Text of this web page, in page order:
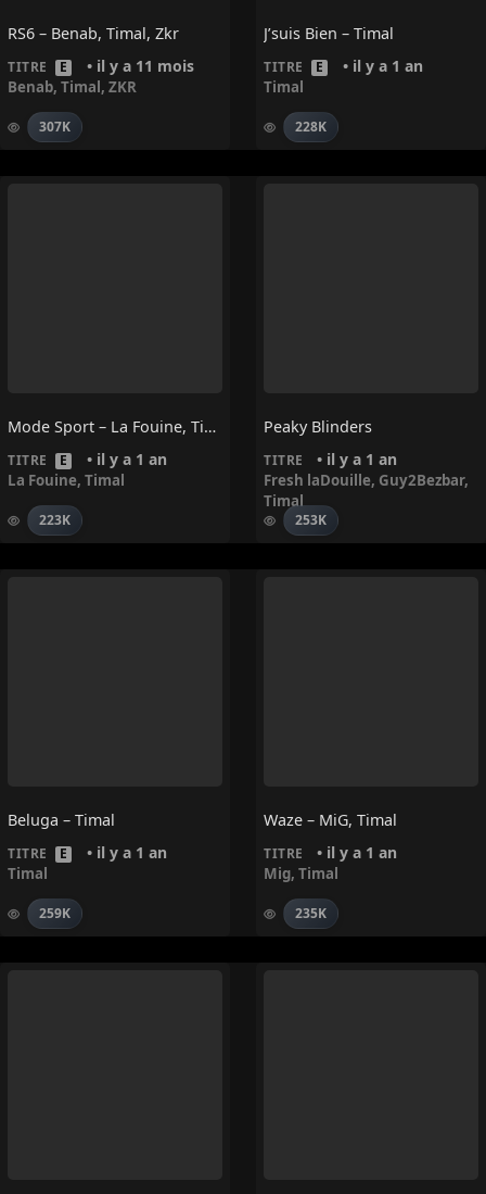
RS6 – Benab, Timal, Zkr
TITRE E • il y a 11 mois
Benab, Timal, ZKR
307K
J’suis Bien – Timal
TITRE E • il y a 1 an
Timal
228K
Mode Sport – La Fouine, Timal
TITRE E • il y a 1 an
La Fouine, Timal
223K
Peaky Blinders
TITRE • il y a 1 an
Fresh laDouille, Guy2Bezbar,
Timal
253K
Beluga – Timal
TITRE E • il y a 1 an
Timal
259K
Waze – MiG, Timal
TITRE • il y a 1 an
Mig, Timal
235K